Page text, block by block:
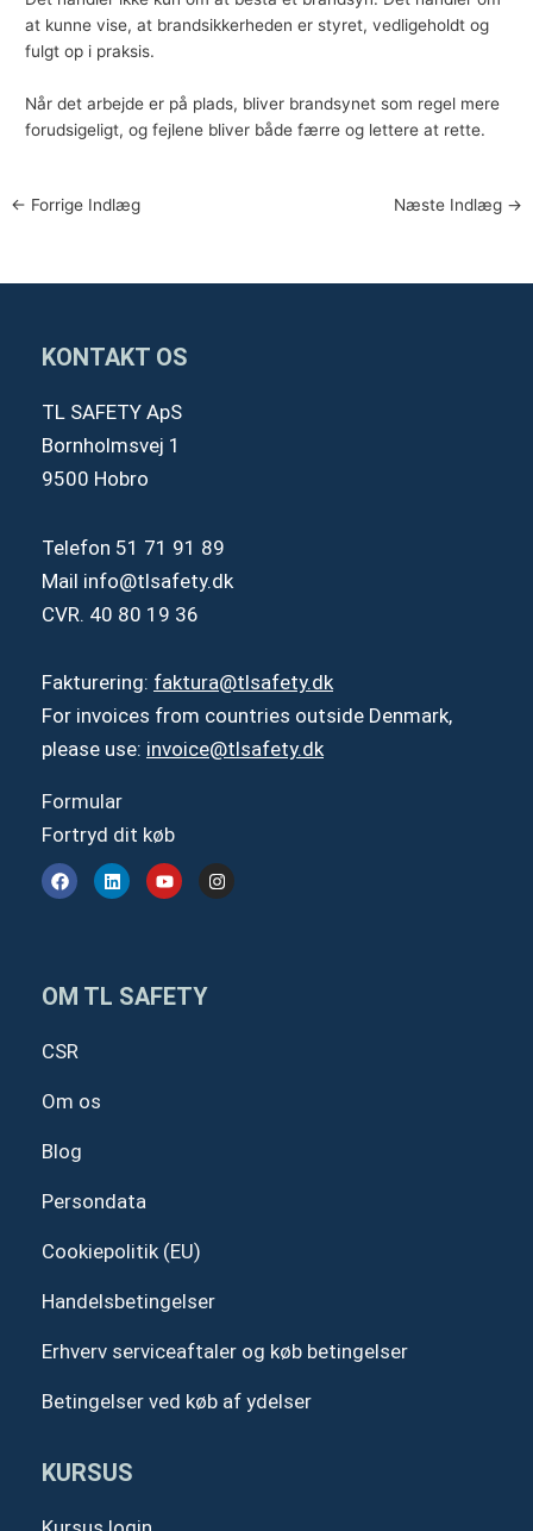
at kunne vise, at brandsikkerheden er styret, vedligeholdt og
fulgt op i praksis.
Når det arbejde er på plads, bliver brandsynet som regel mere
forudsigeligt, og fejlene bliver både færre og lettere at rette.
← Forrige Indlæg Næste Indlæg →
KONTAKT OS
TL SAFETY ApS
Bornholmsvej 1
9500 Hobro
Telefon 51 71 91 89
Mail info@tlsafety.dk
CVR. 40 80 19 36
Fakturering: faktura@tlsafety.dk
For invoices from countries outside Denmark,
please use: invoice@tlsafety.dk
Formular
Fortryd dit køb
F
a
c
k
L
i
n
n
Y
o
u
I
n
s
OM TL SAFETY
CSR
Om os
Blog
Persondata
Cookiepolitik (EU)
Handelsbetingelser
Erhverv serviceaftaler og køb betingelser
Betingelser ved køb af ydelser
KURSUS